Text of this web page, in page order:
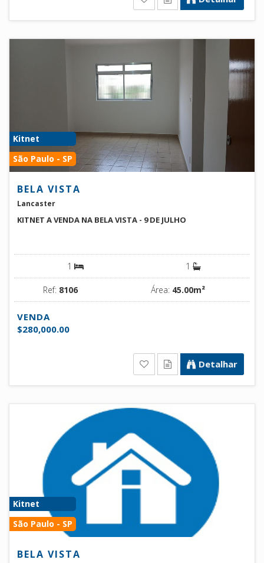
Kitnet
São Paulo - SP
BELA VISTA
Lancaster
KITNET A VENDA NA BELA VISTA - 9 DE JULHO
1 1
Ref: 8106 Área: 45.00m²
VENDA
$280,000.00
Detalhar
Kitnet
São Paulo - SP
BELA VISTA